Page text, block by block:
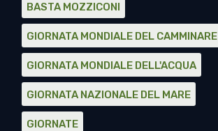
BASTA MOZZICONI
GIORNATA MONDIALE DEL CAMMINARE
GIORNATA MONDIALE DELL'ACQUA
GIORNATA NAZIONALE DEL MARE
GIORNATE